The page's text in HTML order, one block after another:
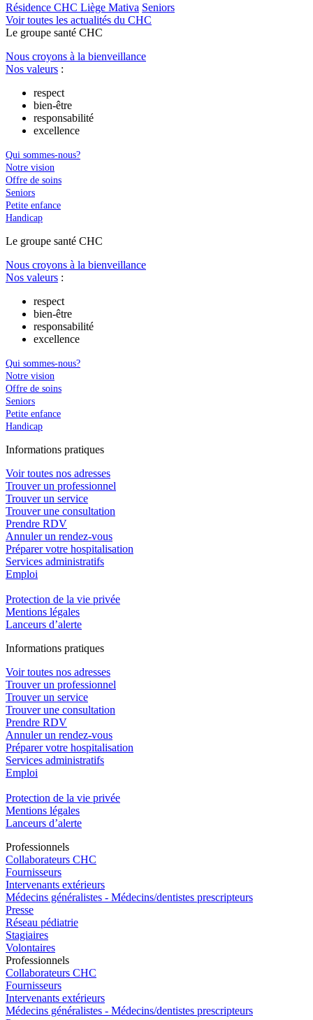
Résidence CHC Liège Mativa Seniors
Voir toutes les actualités du CHC
Le groupe santé CHC
Nous croyons à la bienveillance
Nos valeurs :
respect
bien-être
responsabilité
excellence
Qui sommes-nous?
Notre vision
Offre de soins
Seniors
Petite enfance
Handicap
Le groupe santé CHC
Nous croyons à la bienveillance
Nos valeurs :
respect
bien-être
responsabilité
excellence
Qui sommes-nous?
Notre vision
Offre de soins
Seniors
Petite enfance
Handicap
Informations pratiques
Voir toutes nos adresses
Trouver un professionnel
Trouver un service
Trouver une consultation
Prendre RDV
Annuler un rendez-vous
Préparer votre hospitalisation
Services administratifs
Emploi​
Protection de la vie privée
Mentions légales
Lanceurs d’alerte
Informations pratiques
Voir toutes nos adresses
Trouver un professionnel
Trouver un service
Trouver une consultation
Prendre RDV
Annuler un rendez-vous
Préparer votre hospitalisation
Services administratifs
Emploi​
Protection de la vie privée
Mentions légales
Lanceurs d’alerte
Professionnels
Collaborateurs CHC
Fournisseurs
Intervenants extérieurs
Médecins généralistes - Médecins/dentistes prescripteurs
Presse
Réseau pédiatrie
Stagiaires
Volontaires
Professionnels
Collaborateurs CHC
Fournisseurs
Intervenants extérieurs
Médecins généralistes - Médecins/dentistes prescripteurs